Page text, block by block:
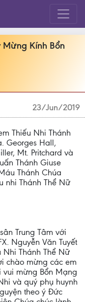
Mừng Kính Bổn
23/Jun/2019
Thiếu Nhi Thánh
Georges Hall,
Mt. Pritchard và
Thánh Giuse
Thánh Chúa
nhi Thánh Thể Nữ
Trung Tâm với
Nguyễn Văn Tuyết
Nhi Thánh Thể Nữ
chào mừng các em
vui mừng Bổn Mạng
và quý phụ huynh
theo ý Đức